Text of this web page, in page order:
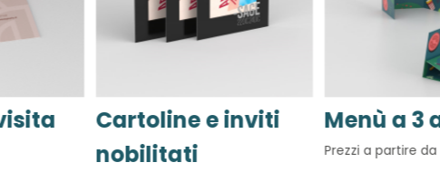
Menù a 3 ante
Prezzi a partire da 75,90 €
Rilegatura punto
metallico